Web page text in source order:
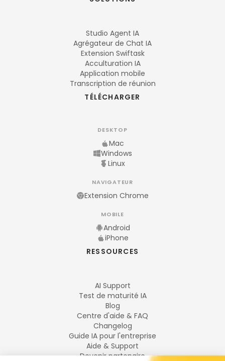
Studio Agent IA
Agrégateur de Chat IA
Extension Swiftask
Acculturation IA
Application mobile
Transcription de réunion
TÉLÉCHARGER
DESKTOP
Mac
Windows
Linux
NAVIGATEUR
Extension Chrome
MOBILE
Android
iPhone
RESSOURCES
AI Support
Test de maturité IA
Blog
Centre d'aide & FAQ
Changelog
Guide IA pour l'entreprise
Aide & Support
Devenir partenaire